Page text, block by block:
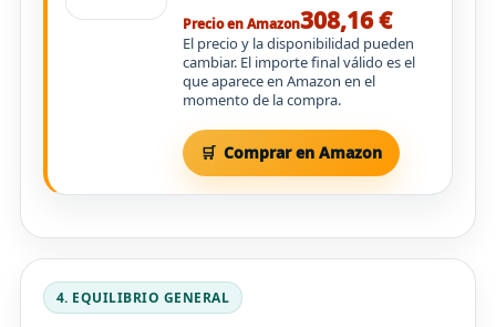
Precio en Amazon308,16 €
El precio y la disponibilidad pueden
cambiar. El importe final válido es el
que aparece en Amazon en el
momento de la compra.
Comprar en Amazon
4. EQUILIBRIO GENERAL